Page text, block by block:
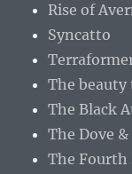
Rise of
Syncatto
The beauty
The Black
The Dove
The Fourth